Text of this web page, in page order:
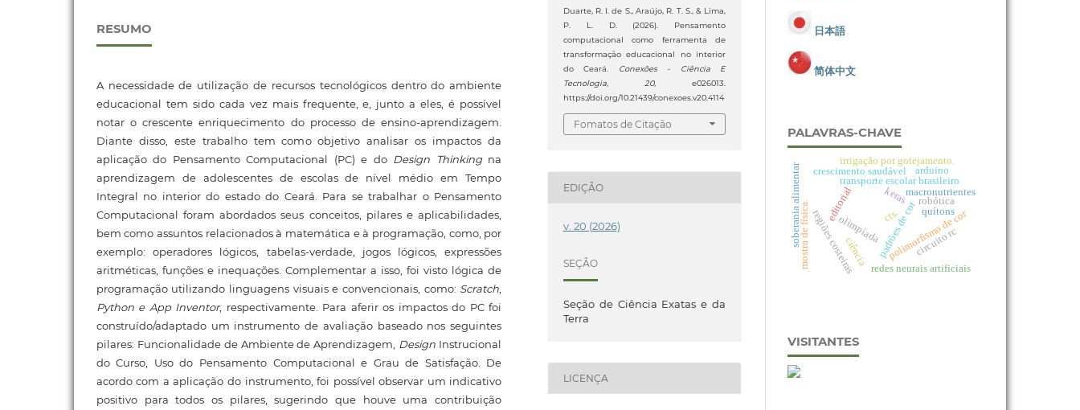
RESUMO
A necessidade de utilização de recursos tecnológicos dentro do ambiente
educacional tem sido cada vez mais frequente, e, junto a eles, é possível
notar o crescente enriquecimento do processo de ensino-aprendizagem.
Diante disso, este trabalho tem como objetivo analisar os impactos da
aplicação do Pensamento Computacional (PC) e do Design Thinkingna
aprendizagem de adolescentes de escolas de nível médio em Tempo
Integral no interior do estado do Ceará. Para se trabalhar o Pensamento
Computacional foram abordados seus conceitos, pilares e aplicabilidades,
bem como assuntos relacionados à matemática e à programação, como, por
exemplo: operadores lógicos, tabelas-verdade, jogos lógicos, expressões
aritméticas, funções e inequações. Complementar a isso, foi visto lógica de
programação utilizando linguagens visuais e convencionais, como: Scratch
Python e App Inventor, respectivamente. Para aferir os impactos do PC foi
construído/adaptado um instrumento de avaliação baseado nos seguintes
pilares: Funcionalidade de Ambiente de Aprendizagem, Design Instrucional
do Curso, Uso do Pensamento Computacional e Grau de Satisfação. De
acordo com a aplicação do instrumento, foi possível observar um indicativo
positivo para todos os pilares, sugerindo que houve uma contribuição
Duarte, R. I. de S., Araújo, R. T. S., & Lima,
P. L. D. (2026). Pensamento
computacional como ferramenta de
transformação educacional no interior
do Ceará.
Conexões - Ciência E
Tecnologia, 20, e026013.
https://doi.org/10.21439/conexoes.v20.4114
Fomatos de Citação
EDIÇÃO
v. 20 (2026)
SEÇÃO
Seção de Ciência Exatas e da
Terra
LICENÇA
日本語
简体中文
PALAVRAS-CHAVE
editorial
olimpíada
transporte escolar brasileiro
padrões de cor
polimorfismo de cor
quítons
regiões costeiras
robótica
redes neurais artificiais
keras
crescimento saudável
mostra de física.
irrigação por gotejamento.
cts.
ciência
macronutrientes
soberania alimentar arduino
circuito rc
VISITANTES